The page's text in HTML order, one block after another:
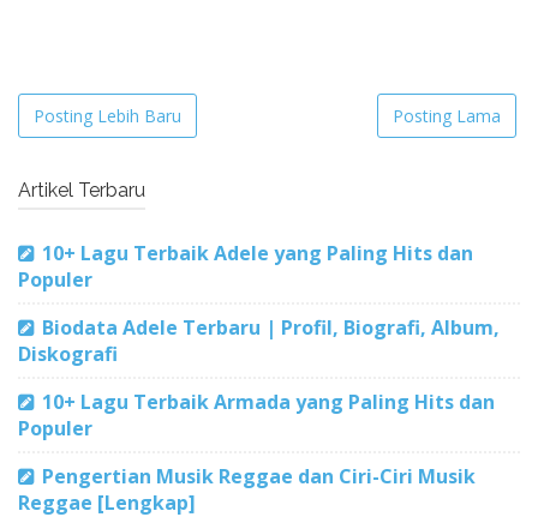
Posting Lebih Baru Posting Lama
Artikel Terbaru
10+ Lagu Terbaik Adele yang Paling Hits dan
Populer
Biodata Adele Terbaru | Profil, Biografi, Album,
Diskografi
10+ Lagu Terbaik Armada yang Paling Hits dan
Populer
Pengertian Musik Reggae dan Ciri-Ciri Musik
Reggae [Lengkap]